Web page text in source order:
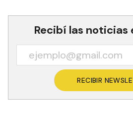
Recibí las noticias
RECIBIR